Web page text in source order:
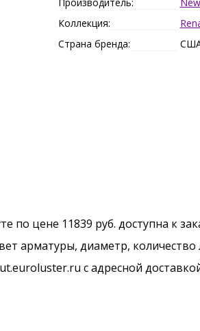
Коллекция:
Страна бренда:
по цене 11839 руб. доступна к
арматуры, диаметр,
с адресной